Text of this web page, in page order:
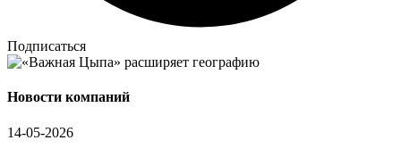
Подписаться
Новости компаний
14-05-2026